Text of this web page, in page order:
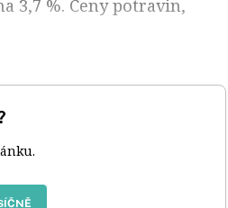
3,7 %. Ceny potravin,